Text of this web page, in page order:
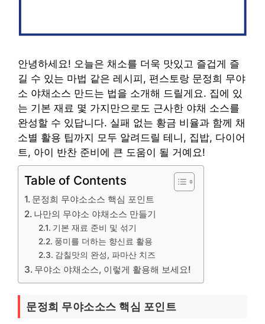
안녕하세요! 오늘은 채소를 더욱 맛있고 즐겁게 즐
길 수 있는 마법 같은 레시피, 편스토랑 문정희 무야
소 야채소스 만드는 법을 소개해 드릴게요. 집에 있
는 기본 재료 몇 가지만으로도 근사한 야채 소스를
완성할 수 있답니다. 실패 없는 황금 비율과 함께 채
소별 활용 팁까지 모두 알려드릴 테니, 집밥, 다이어
트, 아이 반찬 준비에 큰 도움이 될 거예요!
Table of Contents
문정희 무야소소스 핵심 포인트
나만의 무야소 야채소스 만들기
기본 재료 준비 및 섞기
풍미를 더하는 향신료 활용
감칠맛의 완성, 파마산 치즈
무야소 야채소스, 이렇게 활용해 보세요!
문정희 무야소소스 핵심 포인트